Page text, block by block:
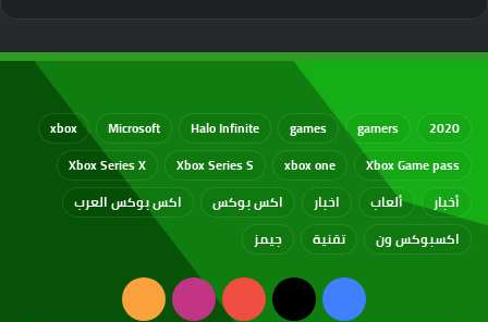
2020
gamers
games
Halo Infinite
Microsoft
xbox
Xbox Game pass
xbox one
Xbox Series S
Xbox Series X
أخبار
ألعاب اخبار اكس بوكس
اكس بوكس العرب
اكسبوكس ون
تقنية جيمز
فيسبوك
‫X
‫YouTubeانستقرامملخص